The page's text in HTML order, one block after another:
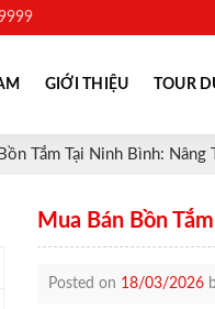
GIỚI THIỆU TOUR
Tắm Tại Ninh Bình:
Mua Bán Bồn
Posted on 18/03/2026